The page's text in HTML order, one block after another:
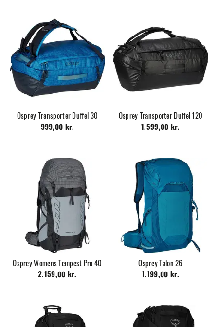
Osprey Transporter Duffel 30
999,00 kr.
Osprey Transporter Duffel 120
1.599,00 kr.
Osprey Womens Tempest Pro 40
2.159,00 kr.
Osprey Talon 26
1.199,00 kr.